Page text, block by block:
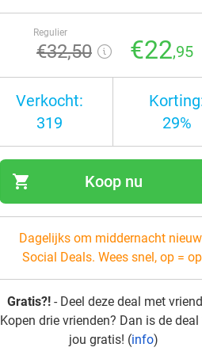
Regulier
€32,50 €22,95
Verkocht:
319
29%
shopping_cart Koop nu
Dagelijks om middernacht
Social Deals. Wees snel, op =
Gratis?! - Deel deze deal met
Kopen drie vrienden? Dan is de
jou gratis! (info)